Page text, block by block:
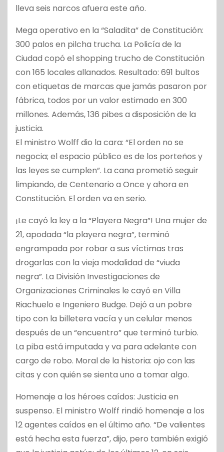
lleva seis narcos afuera este año.
Mega operativo en la “Saladita” de Constitución:
300 palos en pilcha trucha. La Policía de la
Ciudad copó el shopping trucho de Constitución
con 165 locales allanados. Resultado: 691 bultos
con etiquetas de marcas que jamás pasaron por
fábrica, todos por un valor estimado en 300
millones. Además, 136 pibes a disposición de la
justicia.
El ministro Wolff dio la cara: “El orden no se
negocia; el espacio público es de los porteños y
las leyes se cumplen”. La cana prometió seguir
limpiando, de Centenario a Once y ahora en
Constitución. El orden va en serio.
¡Le cayó la ley a la “Playera Negra”! Una mujer de
21, apodada “la playera negra”, terminó
engrampada por robar a sus víctimas tras
drogarlas con la vieja modalidad de “viuda
negra”. La División Investigaciones de
Organizaciones Criminales le cayó en Villa
Riachuelo e Ingeniero Budge. Dejó a un pobre
tipo con la billetera vacía y un celular menos
después de un “encuentro” que terminó turbio.
La piba está imputada y va para adelante con
cargo de robo. Moral de la historia: ojo con las
citas y con quién se sienta uno a tomar algo.
Homenaje a los héroes caídos: Justicia en
suspenso. El ministro Wolff rindió homenaje a los
12 agentes caídos en el último año. “De valientes
está hecha esta fuerza”, dijo, pero también exigió